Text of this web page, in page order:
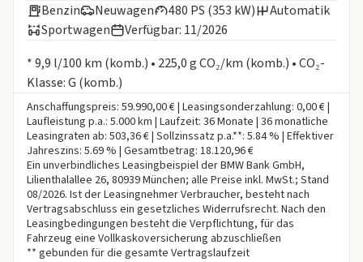
Benzin
Neuwagen 480 PS (353 kW)
Automatik
Sportwagen
Verfügbar: 11/2026
* 9,9 l/100 km (komb.) • 225,0 g CO₂/km (komb.) • CO₂-
Klasse: G (komb.)
Anschaffungspreis: 59.990,00 € | Leasingsonderzahlung: 0,00 € |
Laufleistung p.a.: 5.000 km | Laufzeit: 36 Monate | 36 monatliche
Leasingraten ab: 503,36 € | Sollzinssatz p.a.**: 5.84 % | Effektiver
Jahreszins: 5.69 % | Gesamtbetrag: 18.120,96 €
Ein unverbindliches Leasingbeispiel der BMW Bank GmbH,
Lilienthalallee 26, 80939 München; alle Preise inkl. MwSt.; Stand
08/2026. Ist der Leasingnehmer Verbraucher, besteht nach
Vertragsabschluss ein gesetzliches Widerrufsrecht. Nach den
Leasingbedingungen besteht die Verpflichtung, für das
Fahrzeug eine Vollkaskoversicherung abzuschließen
** gebunden für die gesamte Vertragslaufzeit